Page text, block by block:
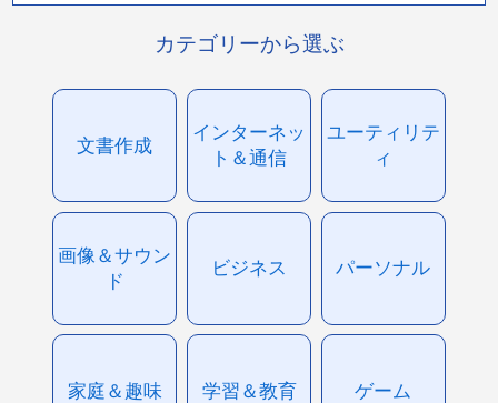
カテゴリーから選ぶ
文書作成
インターネッ
ト＆通信
ユーティリテ
ィ
画像＆サウン
ド
ビジネス パーソナル
家庭＆趣味 学習＆教育 ゲーム